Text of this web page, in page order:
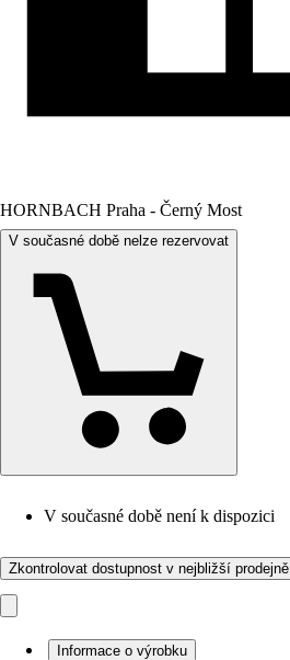
HORNBACH Praha - Černý Most
V současné době nelze rezervovat
V současné době není k dispozici
Zkontrolovat dostupnost v nejbližší prodejně
Informace o výrobku